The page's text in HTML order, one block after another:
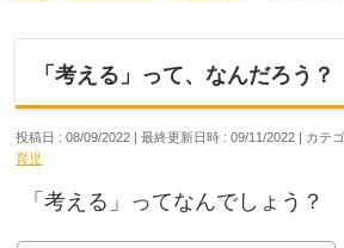
「考える」って、なんだろう？
投稿日 : 08/09/2022 最終更新日時 : 09/11/2022 カテ
育児
「考える」ってなんでしょう？